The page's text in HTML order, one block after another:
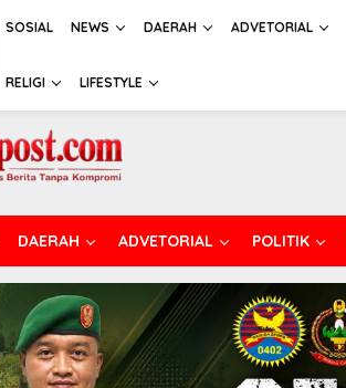
SOSIAL NEWS DAERAH ADVETORIAL
RELIGI LIFESTYLE
DAERAH ADVETORIAL POLITIK